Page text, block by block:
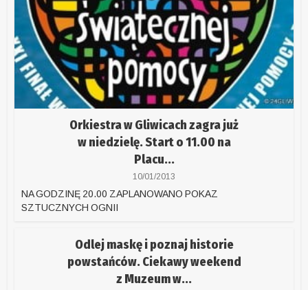
Orkiestra w Gliwicach zagra już
w niedzielę. Start o 11.00 na
Placu...
10/01/2013
NA GODZINĘ 20.00 ZAPLANOWANO POKAZ
SZTUCZNYCH OGNII
Odlej maskę i poznaj historie
powstańców. Ciekawy weekend
z Muzeum w...